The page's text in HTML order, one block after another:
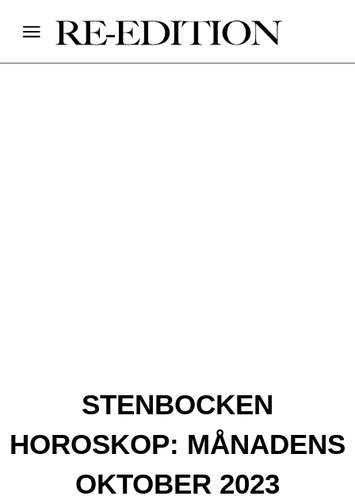
STENBOCKEN
HOROSKOP: MÅNADENS
OKTOBER 2023